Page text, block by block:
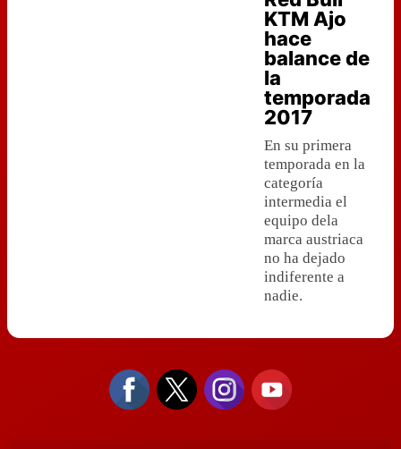
KTM Ajo
hace
balance de
la
temporada
2017
En su primera
temporada en la
categoría
intermedia el
equipo dela
marca austriaca
no ha dejado
indiferente a
nadie.